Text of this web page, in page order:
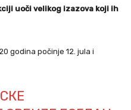
uoči velikog izazova koji ih
godina počinje 12. jula i